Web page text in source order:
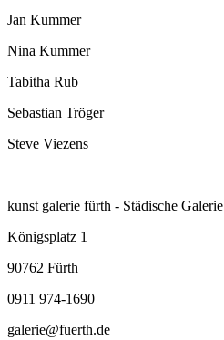
Jan Kummer
Nina Kummer
Tabitha Rub
Sebastian Tröger
Steve Viezens
kunst galerie fürth - Städische Galerie
Königsplatz 1
90762 Fürth
0911 974-1690
galerie@fuerth.de